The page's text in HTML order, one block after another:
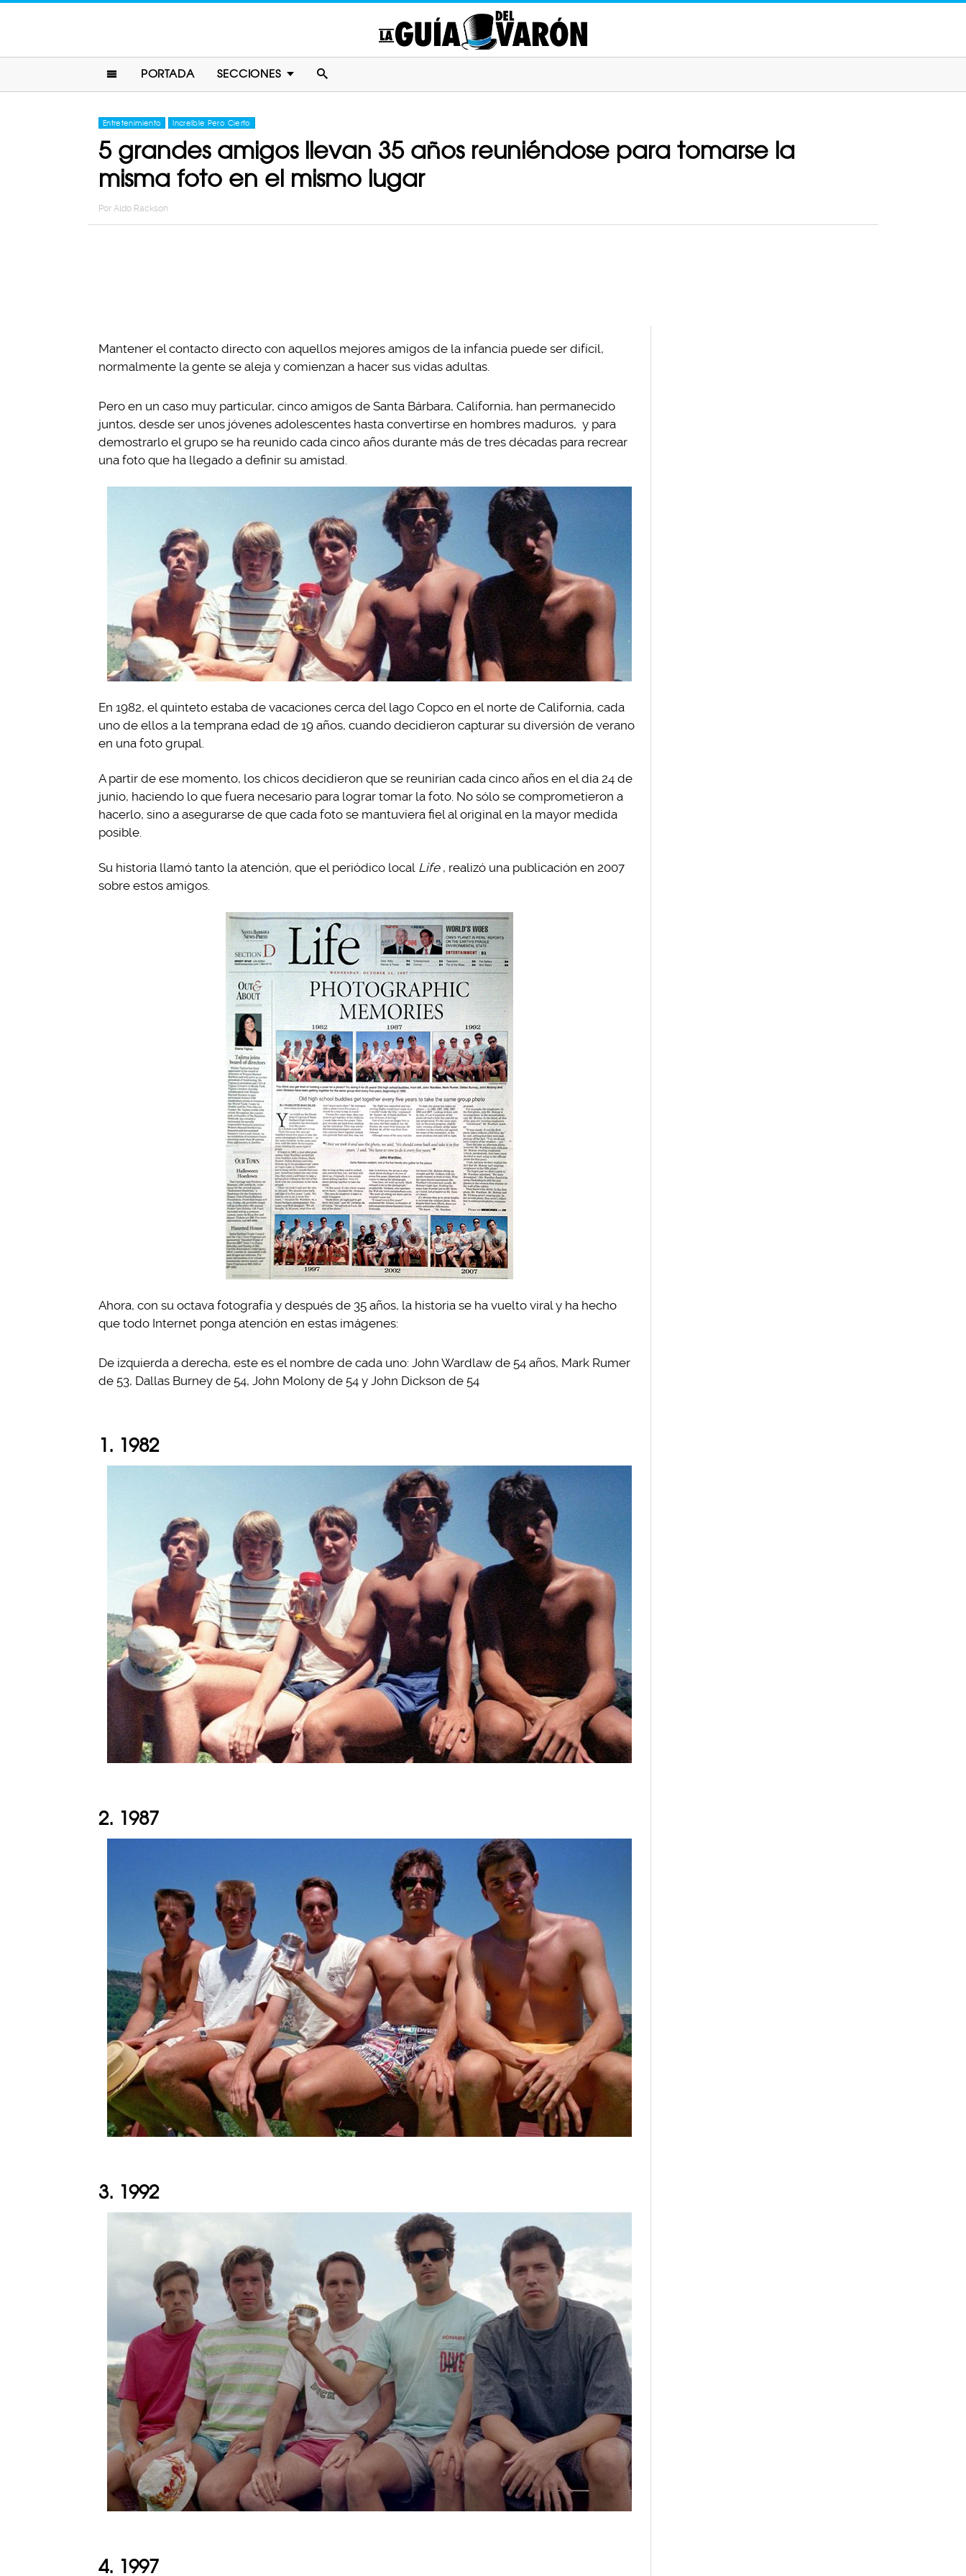
PORTADA SECCIONES
Entretenimiento Increíble Pero Cierto
5 grandes amigos llevan 35 años reuniéndose para tomarse la
misma foto en el mismo lugar
Por Aldo Rackson
Mantener el contacto directo con aquellos mejores amigos de la infancia puede ser difícil,
normalmente la gente se aleja y comienzan a hacer sus vidas adultas.
Pero en un caso muy particular, cinco amigos de Santa Bárbara, California, han permanecido
juntos, desde ser unos jóvenes adolescentes hasta convertirse en hombres maduros, y para
demostrarlo el grupo se ha reunido cada cinco años durante más de tres décadas para recrear
una foto que ha llegado a definir su amistad.
En 1982, el quinteto estaba de vacaciones cerca del lago Copco en el norte de California, cada
uno de ellos a la temprana edad de 19 años, cuando decidieron capturar su diversión de verano
en una foto grupal.
A partir de ese momento, los chicos decidieron que se reunirían cada cinco años en el día 24 de
junio, haciendo lo que fuera necesario para lograr tomar la foto. No sólo se comprometieron a
hacerlo, sino a asegurarse de que cada foto se mantuviera fiel al original en la mayor medida
posible.
Su historia llamó tanto la atención, que el periódico local Life , realizó una publicación en 2007
sobre estos amigos.
Ahora, con su octava fotografía y después de 35 años, la historia se ha vuelto viral y ha hecho
que todo Internet ponga atención en estas imágenes:
De izquierda a derecha, este es el nombre de cada uno: John Wardlaw de 54 años, Mark Rumer
de 53, Dallas Burney de 54, John Molony de 54 y John Dickson de 54
1. 1982
2. 1987
3. 1992
4. 1997